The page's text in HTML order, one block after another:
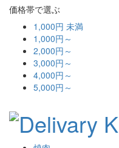
価格帯で選ぶ
1,000円 未満
1,000円～
2,000円～
3,000円～
4,000円～
5,000円～